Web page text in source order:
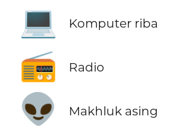
💻 Komputer riba
📻 Radio
👽 Makhluk asing